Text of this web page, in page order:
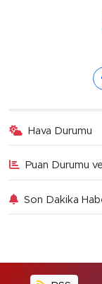
Hava Durumu
Puan Durumu
Son Dakika